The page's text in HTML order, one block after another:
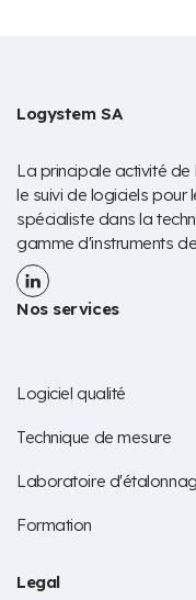
Logystem SA
La principale activité
le suivi de logiciels
spécialiste dans la
gamme d'instruments
Nos services
Logiciel qualité
Technique de mesure
Laboratoire
Formation
Legal